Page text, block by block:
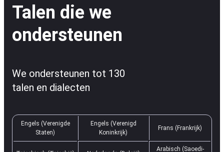
Talen die we
ondersteunen
We ondersteunen tot 130
talen en dialecten
Engels (Verenigde
Staten)
Engels (Verenigd
Koninkrijk)
Frans (Frankrijk)
Arabisch (Saoedi-